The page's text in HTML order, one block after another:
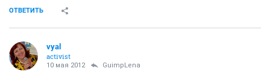
ОТВЕТИТЬ
vyal
activist
10 мая 2012 GuimpLena